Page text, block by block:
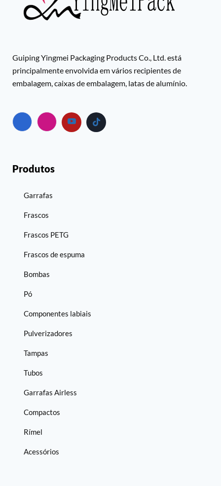
Guiping Yingmei Packaging Products Co., Ltd. está
principalmente envolvida em vários recipientes de
embalagem, caixas de embalagem, latas de alumínio.
Produtos
Garrafas
Frascos
Frascos PETG
Frascos de espuma
Bombas
Pó
Componentes labiais
Pulverizadores
Tampas
Tubos
Garrafas Airless
Compactos
Rímel
Acessórios